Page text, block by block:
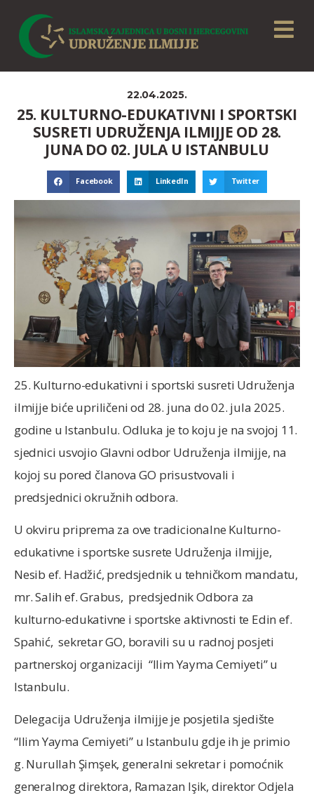
22.04.2025.
25. KULTURNO-EDUKATIVNI I SPORTSKI
SUSRETI UDRUŽENJA ILMIJJE OD 28.
JUNA DO 02. JULA U ISTANBULU
Facebook LinkedIn Twitter
25. Kulturno-edukativni i sportski susreti Udruženja
ilmijje biće upriličeni od 28. juna do 02. jula 2025.
godine u Istanbulu. Odluka je to koju je na svojoj 11.
sjednici usvojio Glavni odbor Udruženja ilmijje, na
kojoj su pored članova GO prisustvovali i
predsjednici okružnih odbora.
U okviru priprema za ove tradicionalne Kulturno-
edukativne i sportske susrete Udruženja ilmijje,
Nesib ef. Hadžić, predsjednik u tehničkom mandatu,
mr. Salih ef. Grabus, predsjednik Odbora za
kulturno-edukativne i sportske aktivnosti te Edin ef.
Spahić, sekretar GO, boravili su u radnoj posjeti
partnerskoj organizaciji “Ilim Yayma Cemiyeti” u
Istanbulu.
Delegacija Udruženja ilmijje je posjetila sjedište
“Ilim Yayma Cemiyeti” u Istanbulu gdje ih je primio
g. Nurullah Şimşek, generalni sekretar i pomoćnik
generalnog direktora, Ramazan Işik, direktor Odjela